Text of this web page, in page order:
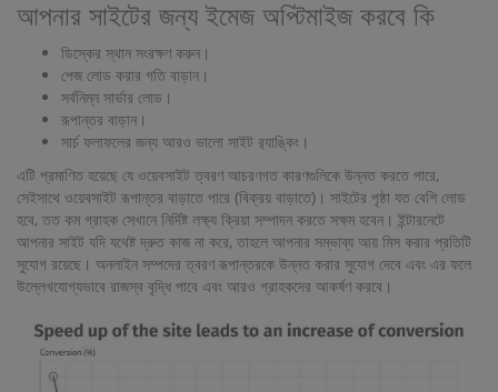
আপনার সাইটের জন্য ইমেজ অপ্টিমাইজ করবে কি
ডিস্কের স্থান সংরক্ষণ করুন।
পেজ লোড করার গতি বাড়ান।
সর্বনিম্ন সার্ভার লোড।
রূপান্তর বাড়ান।
সার্চ ফলাফলের জন্য আরও ভালো সাইট র‌্যাঙ্কিং।
এটি প্রমাণিত হয়েছে যে ওয়েবসাইট ত্বরণ আচরণগত কারণগুলিকে উন্নত করতে পারে,
সেইসাথে ওয়েবসাইট রূপান্তর বাড়াতে পারে (বিক্রয় বাড়াতে)। সাইটের পৃষ্ঠা যত বেশি লোড
হবে, তত কম গ্রাহক সেখানে নির্দিষ্ট লক্ষ্য ক্রিয়া সম্পাদন করতে সক্ষম হবেন। ইন্টারনেটে
আপনার সাইট যদি যথেষ্ট দ্রুত কাজ না করে, তাহলে আপনার সম্ভাব্য আয় মিস করার প্রতিটি
সুযোগ রয়েছে। অনলাইন সম্পদের ত্বরণ রূপান্তরকে উন্নত করার সুযোগ দেবে এবং এর ফলে
উল্লেখযোগ্যভাবে রাজস্ব বৃদ্ধি পাবে এবং আরও গ্রাহকদের আকর্ষণ করবে।